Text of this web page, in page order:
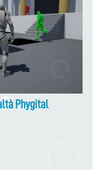
Phygital